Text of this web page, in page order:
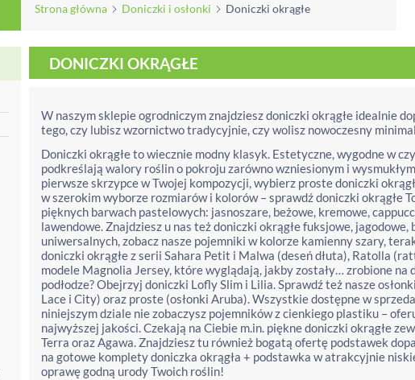
Strona główna Doniczki i osłonki Doniczki okrągłe
DONICZKI OKRĄGŁE
W naszym sklepie ogrodniczym znajdziesz doniczki okrągłe idealnie
tego, czy lubisz wzornictwo tradycyjnie, czy wolisz nowoczesny
Doniczki okrągłe to wiecznie modny klasyk. Estetyczne, wygodne w
podkreślają walory roślin o pokroju zarówno wzniesionym i
pierwsze skrzypce w Twojej kompozycji, wybierz proste doniczki
w szerokim wyborze rozmiarów i kolorów – sprawdź doniczki okrągłe
pięknych barwach pastelowych: jasnoszare, beżowe, kremowe,
lawendowe. Znajdziesz u nas też doniczki okrągłe fuksjowe,
uniwersalnych, zobacz nasze pojemniki w kolorze kamienny szary,
doniczki okrągłe z serii Sahara Petit i Malwa (deseń dłuta), Ratolla
modele Magnolia Jersey, które wyglądają, jakby zostały… zrobione
podłodze? Obejrzyj doniczki Lofly Slim i Lilia. Sprawdź też nasze
Lace i City) oraz proste (osłonki Aruba). Wszystkie dostępne w
niniejszym dziale nie zobaczysz pojemników z cienkiego plastiku –
najwyższej jakości. Czekają na Ciebie m.in. piękne doniczki okrągłe
Terra oraz Agawa. Znajdziesz tu również bogatą ofertę podstawek
na gotowe komplety doniczka okrągła + podstawka w atrakcyjnie
oprawę godną urody Twoich roślin!